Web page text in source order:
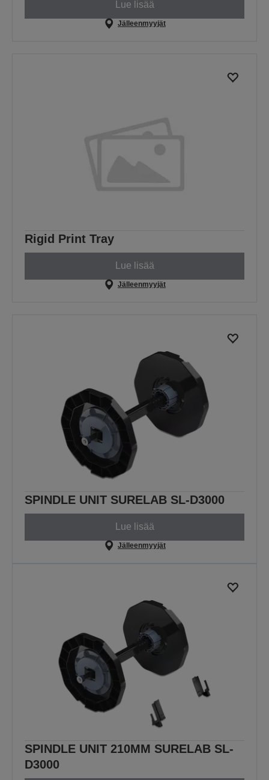
Lue lisää
Jälleenmyyjät
Rigid Print Tray
Lue lisää
Jälleenmyyjät
SPINDLE UNIT SURELAB SL-D3000
Lue lisää
Jälleenmyyjät
SPINDLE UNIT 210MM SURELAB SL-
D3000